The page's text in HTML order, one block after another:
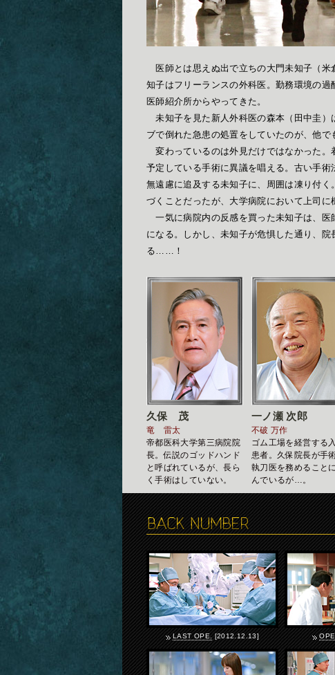
医師とは思えぬ出で立ちの大門未知子（米
知子はフリーランスの外科医。勤務環境の
医師紹介所からやってきた。
未知子を見た新人外科医の森本（田中圭）
ブで倒れた急患の処置をしていたのが、他で
変わっているのは外見だけではなかった。
予定している手術に異議を唱える。古い手
無遠慮に追及する未知子に、周囲は凍り付
づくことだったが、大学病院において上司に
一気に病院内の反感を買った未知子は、医
になる。しかし、未知子が危惧した通り、
る……！
久保 茂
竜 雷太
帝都医科大学第三病院院
長。伝説のゴッドハンド
と呼ばれているが、長ら
く手術はしていない。
一ノ瀬 次郎
不破 万作
ゴム工場を経営する
患者。久保院長が手
執刀医を務めること
んでいるが…。
LAST OPE. [2012.12.13]